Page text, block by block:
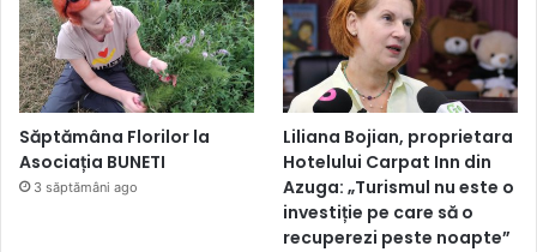
Săptămâna Florilor la
Asociația BUNETI
3 săptămâni ago
Liliana Bojian, proprietara
Hotelului Carpat Inn din
Azuga: „Turismul nu este o
investiție pe care să o
recuperezi peste noapte”